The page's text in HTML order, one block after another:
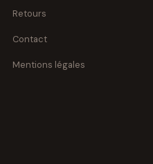
Retours
Contact
Mentions légales